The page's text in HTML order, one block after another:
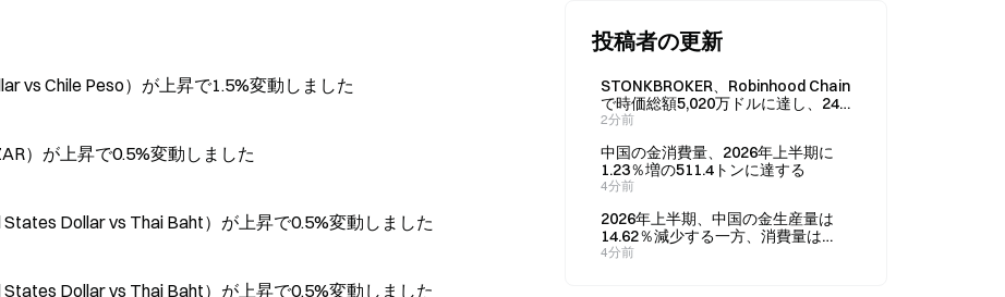
vs Chile Peso）が上昇で1.5%変動しました
）が上昇で0.5%変動しました
Dollar vs Thai Baht）が上昇で0.5%変動しました
Dollar vs Thai Baht）が上昇で0.5%変動しました
投稿者の更新
STONKBROKER、Robinhood Chain
で時価総額5,020万ドルに達し、24
時間で43.68%上昇
2分前
中国の金消費量、2026年上半期に
1.23％増の511.4トンに達する
4分前
2026年上半期、中国の金生産量は
14.62％減少する一方、消費量は
1.23％増加
4分前